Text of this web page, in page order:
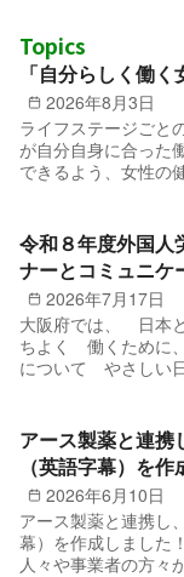
Topics
2026年8月3日
「自分らしく働
ライフステージごと
が自分自身に合った
できるよう、女性の
2026年7月17日
令和８年度外国人
ナーとコミュニケ
大阪府では、 日
ちよく 働くために
について やさし
2026年6月10日
アース製薬と連携
（英語字幕）を作
アース製薬と連携し
幕）を作成しました
人々や事業者の方